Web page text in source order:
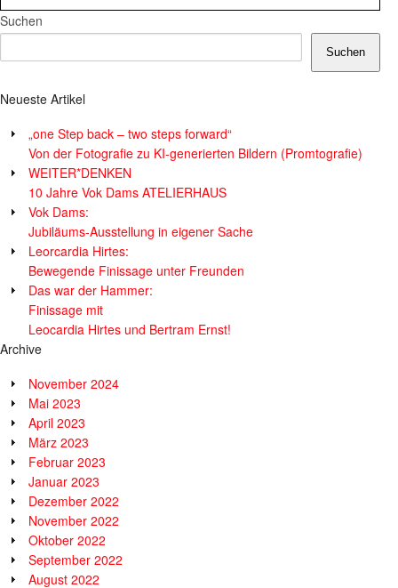
Suchen
Suchen
Neueste Artikel
„one Step back – two steps forward“
Von der Fotografie zu KI-generierten Bildern (Promtografie)
WEITER*DENKEN
10 Jahre Vok Dams ATELIERHAUS
Vok Dams:
Jubiläums-Ausstellung in eigener Sache
Leorcardia Hirtes:
Bewegende Finissage unter Freunden
Das war der Hammer:
Finissage mit
Leocardia Hirtes und Bertram Ernst!
Archive
November 2024
Mai 2023
April 2023
März 2023
Februar 2023
Januar 2023
Dezember 2022
November 2022
Oktober 2022
September 2022
August 2022